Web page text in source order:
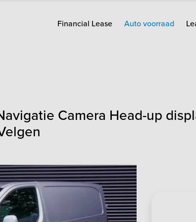
Financial Lease Auto voorraad
Camera Head-up